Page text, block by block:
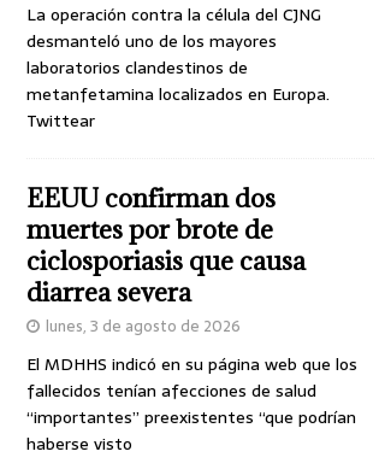
La operación contra la célula del CJNG
desmanteló uno de los mayores
laboratorios clandestinos de
metanfetamina localizados en Europa.
Twittear
EEUU confirman dos
muertes por brote de
ciclosporiasis que causa
diarrea severa
lunes, 3 de agosto de 2026
El MDHHS indicó en su página web que los
fallecidos tenían afecciones de salud
“importantes” preexistentes “que podrían
haberse visto